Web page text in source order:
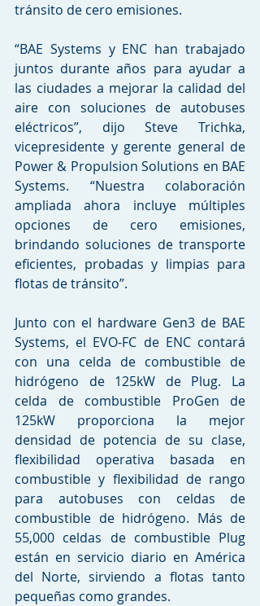
tránsito de cero emisiones.
“BAE Systems y ENC han trabajado
juntos durante años para ayudar a
las ciudades a mejorar la calidad del
aire con soluciones de autobuses
eléctricos”, dijo Steve Trichka,
vicepresidente y gerente general de
Power & Propulsion Solutions en BAE
Systems. “Nuestra colaboración
ampliada ahora incluye múltiples
opciones de cero emisiones,
brindando soluciones de transporte
eficientes, probadas y limpias para
flotas de tránsito”.
Junto con el hardware Gen3 de BAE
Systems, el EVO-FC de ENC contará
con una celda de combustible de
hidrógeno de 125kW de Plug. La
celda de combustible ProGen de
125kW proporciona la mejor
densidad de potencia de su clase,
flexibilidad operativa basada en
combustible y flexibilidad de rango
para autobuses con celdas de
combustible de hidrógeno. Más de
55,000 celdas de combustible Plug
están en servicio diario en América
del Norte, sirviendo a flotas tanto
pequeñas como grandes.